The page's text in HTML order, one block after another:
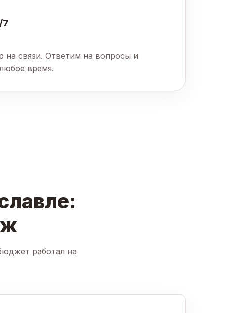
7
связи. Ответим на вопросы и
время.
работал на